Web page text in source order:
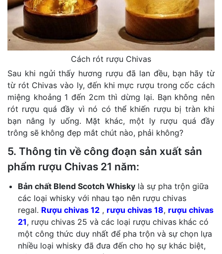
Cách rót rượu Chivas
Sau khi ngửi thấy hương rượu đã lan đều, bạn hãy từ
từ rót Chivas vào ly, đến khi mực rượu trong cốc cách
miệng khoảng 1 đến 2cm thì dừng lại. Bạn không nên
rót rượu quá đầy vì nó có thể khiến rượu bị tràn khi
bạn nâng ly uống. Mặt khác, một ly rượu quá đầy
trông sẽ không đẹp mắt chút nào, phải không?
5. Thông tin về công đoạn sản xuất sản
phẩm rượu Chivas 21 năm:
Bản chất Blend Scotch Whiskylà sự pha trộn giữa
các loại whisky với nhau tạo nên rượu chivas
regal. Rượu chivas 12, rượu chivas 18, rượu chivas
21, rượu chivas 25 và các loại rượu chivas khác có
một công thức duy nhất để pha trộn và sự chọn lựa
nhiều loại whisky đã đưa đến cho họ sự khác biệt,